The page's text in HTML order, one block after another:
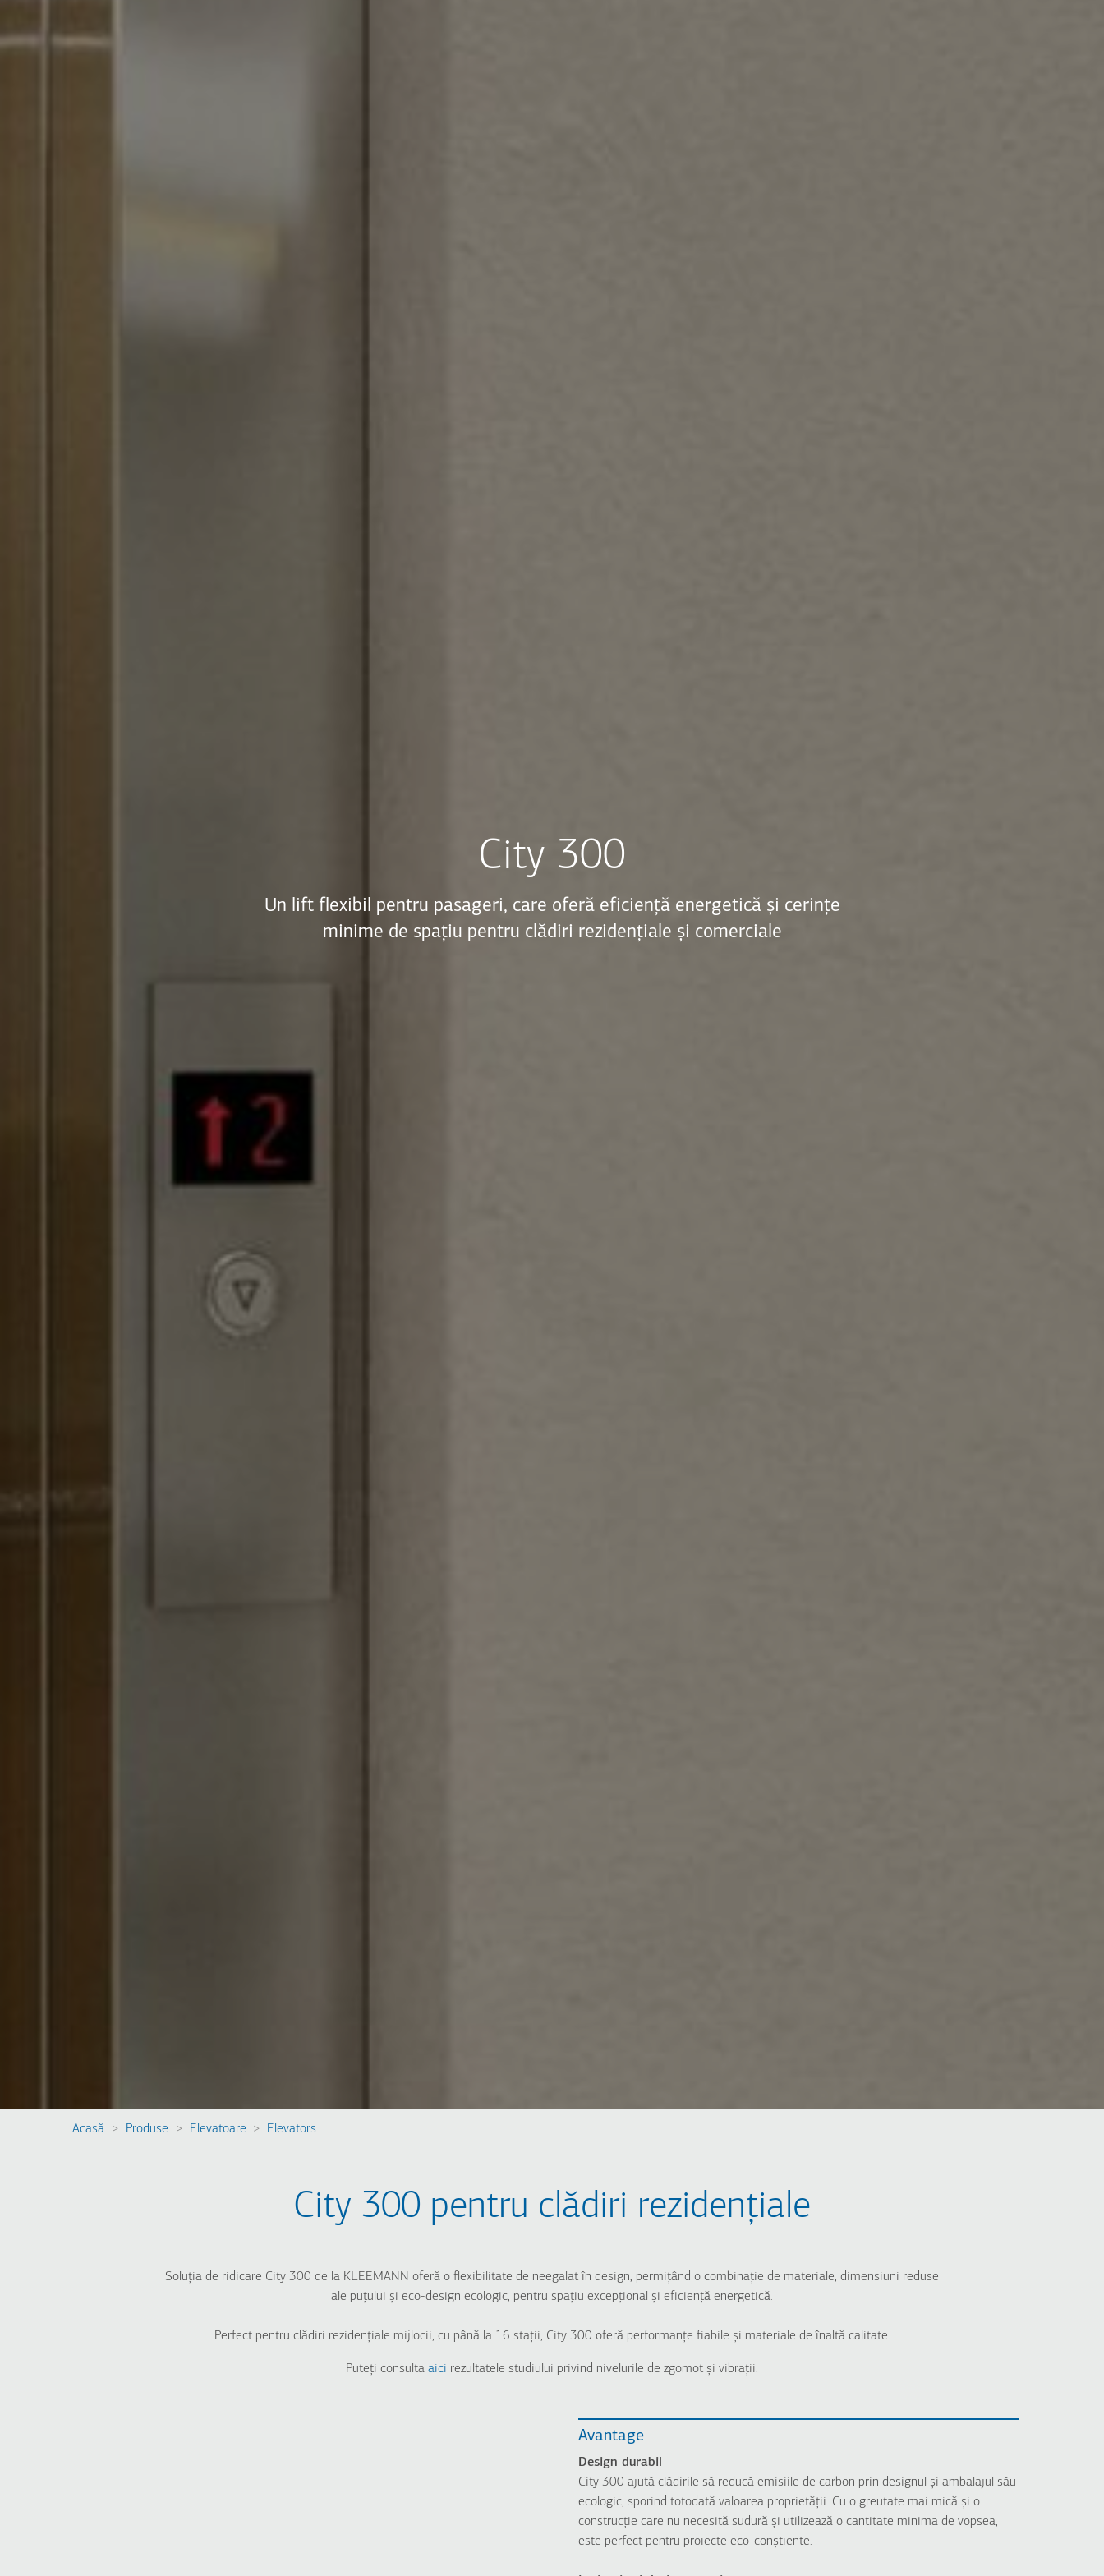
City 300
Un lift flexibil pentru pasageri, care oferă eficiență energetică și cerințe
minime de spațiu pentru clădiri rezidențiale și comerciale
Acasă Produse Elevatoare Elevators
City 300 pentru clădiri rezidențiale
Soluția de ridicare City 300 de la KLEEMANN oferă o flexibilitate de neegalat în design, permițând o combinație de materiale, dimensiuni reduse
ale puțului și eco-design ecologic, pentru spațiu excepțional și eficiență energetică.
Perfect pentru clădiri rezidențiale mijlocii, cu până la 16 stații, City 300 oferă performanțe fiabile și materiale de înaltă calitate.
Puteți consulta aici rezultatele studiului privind nivelurile de zgomot și vibrații.
Avantage
Design durabil
City 300 ajută clădirile să reducă emisiile de carbon prin designul și ambalajul său
ecologic, sporind totodată valoarea proprietății. Cu o greutate mai mică și o
construcție care nu necesită sudură și utilizează o cantitate minima de vopsea,
este perfect pentru proiecte eco-conștiente.